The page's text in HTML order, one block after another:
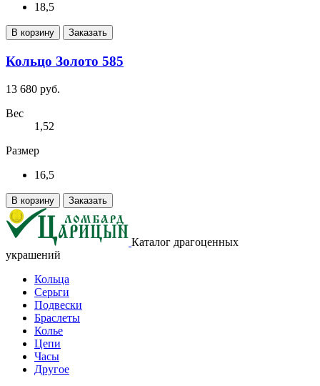
18,5
В корзину Заказать
Кольцо Золото 585
13 680 руб.
Вес
1,52
Размер
16,5
В корзину Заказать
Каталог драгоценных
украшений
Кольца
Серьги
Подвески
Браслеты
Колье
Цепи
Часы
Другое